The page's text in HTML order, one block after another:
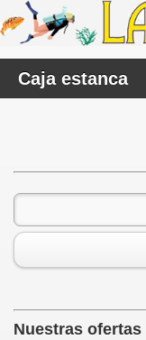
Caja estanca
Nuestras ofertas